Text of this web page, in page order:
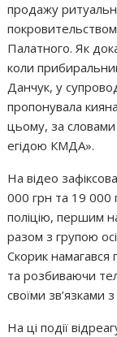
продажу
Палатного. Як
коли
Данчук, у
пропонувала
цьому, за словами
егідою КМДА».
На відео
000 грн та 19 000
поліцію, першим
разом з групою
Скорик
та розбиваючи
своїми зв’язками
На ці події